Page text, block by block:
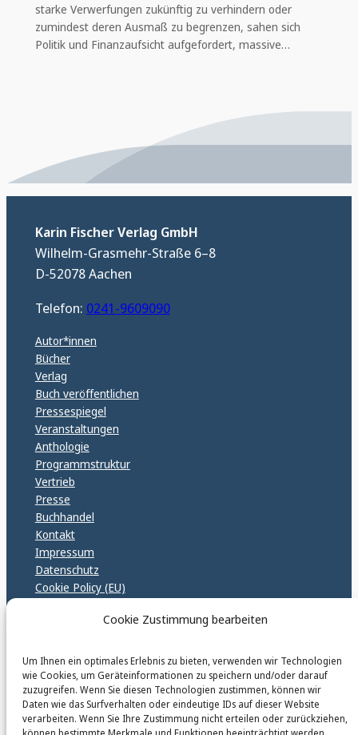
Cookie Zustimmung bearbeiten
Um Ihnen ein optimales Erlebnis zu bieten, verwenden wir Technologien
wie Cookies, um Geräteinformationen zu speichern und/oder darauf
zuzugreifen. Wenn Sie diesen Technologien zustimmen, können wir
Daten wie das Surfverhalten oder eindeutige IDs auf dieser Website
verarbeiten. Wenn Sie Ihre Zustimmung nicht erteilen oder zurückziehen,
starke Verwerfungen zukünftig zu verhindern oder
zumindest deren Ausmaß zu begrenzen, sahen sich
Politik und Finanzaufsicht aufgefordert, massive…
Karin Fischer Verlag GmbH
Wilhelm-Grasmehr-Straße 6–8
D-52078 Aachen
Telefon: 0241-9609090
Autor*innen
Bücher
Verlag
Buch veröffentlichen
Pressespiegel
Veranstaltungen
Anthologie
Programmstruktur
Vertrieb
Presse
Buchhandel
Kontakt
Impressum
Datenschutz
Cookie Policy (EU)
karinfischerverlag_ac
@karinfischerverlag_ac
Follow